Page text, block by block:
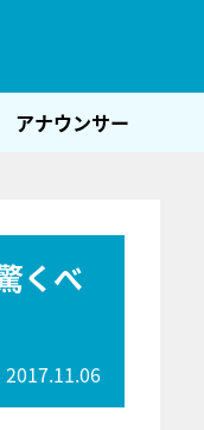
アナウンサー
くべ
2017.11.06